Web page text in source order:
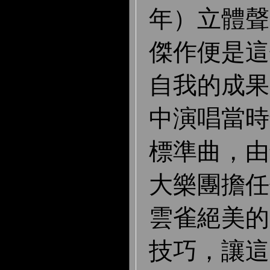
年）立體
傑作便是
自我的成
中演唱當
標準曲，
大樂團擔
雲雀絕美
技巧，讓